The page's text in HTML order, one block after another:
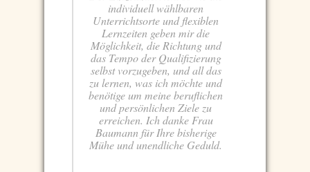
individuell wählbaren
Unterrichtsorte und flexiblen
Lernzeiten geben mir die
Möglichkeit, die Richtung und
das Tempo der Qualifizierung
selbst vorzugeben, und all das
zu lernen, was ich möchte und
benötige um meine beruflichen
und persönlichen Ziele zu
erreichen. Ich danke Frau
Baumann für Ihre bisherige
Mühe und unendliche Geduld.